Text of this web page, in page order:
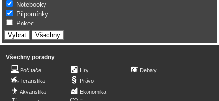
Notebooky
Připomínky
Pokec
Všechny poradny
Počítače
Teraristika
Akvaristika
Hry
Právo
Ekonomika
Debaty